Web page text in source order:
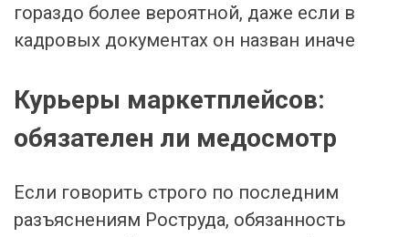
гораздо более вероятной, даже если в
кадровых документах он назван иначе
Курьеры маркетплейсов:
обязателен ли медосмотр
Если говорить строго по последним
разъяснениям Роструда, обязанность